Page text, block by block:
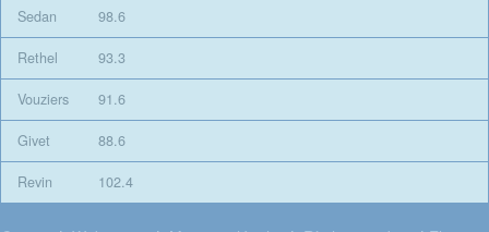
Sedan 98.6
Rethel 93.3
Vouziers 91.6
Givet 88.6
Revin 102.4